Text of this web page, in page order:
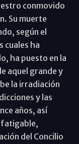
conmovido
Su muerte
según el
cuales ha
ha puesto en la
aquel grande y
la irradiación
y las
años, así
del Concilio